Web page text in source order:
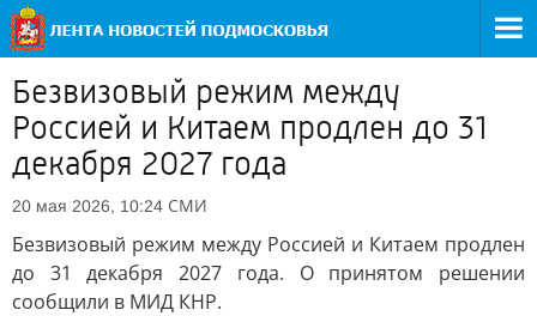
Безвизовый режим между
Россией и Китаем продлен до 31
декабря 2027 года
20 мая 2026, 10:24 СМИ
Безвизовый режим между Россией и Китаем продлен
до 31 декабря 2027 года. О принятом решении
сообщили в МИД КНР.